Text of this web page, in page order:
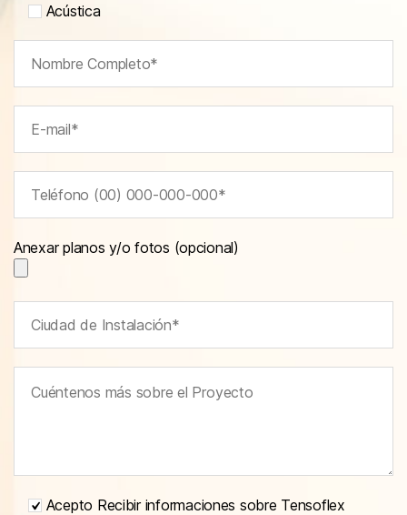
Acústica
Anexar planos y/o fotos (opcional)
Acepto Recibir informaciones sobre Tensoflex